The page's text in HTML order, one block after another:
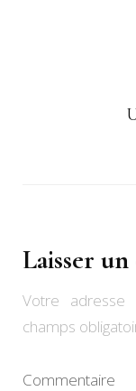
Laisser
Votre
champs
Commentaire